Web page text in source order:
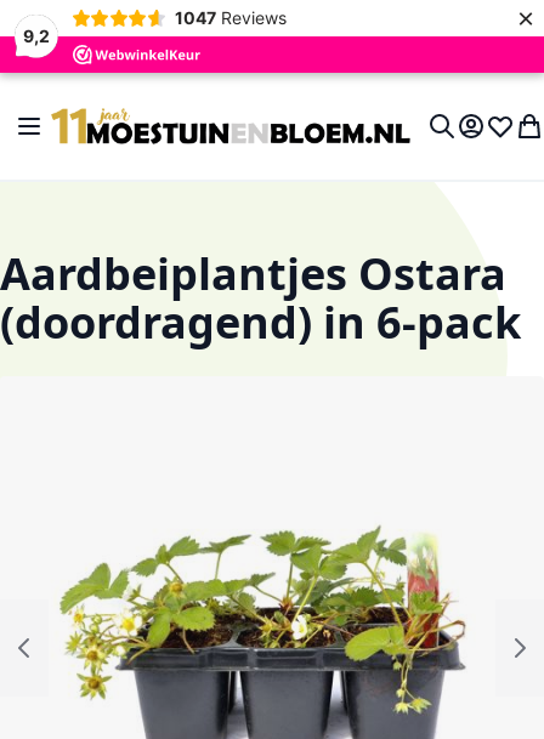
9,2
1047 Reviews ×
Toggle Nav
Account
Aardbeiplantjes Ostara
(doordragend) in 6-pack